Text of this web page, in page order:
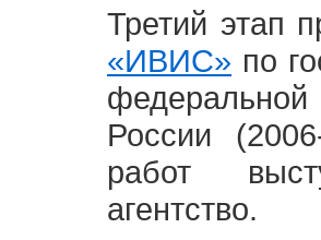
Третий этап
«ИВИС» по
России
работ
агентство.